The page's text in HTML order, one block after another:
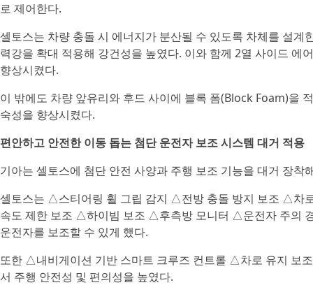
로 제어한다.
셀토스는 차량 충돌 시 에너지가 분산될 수 있도록 차체를 설
력강을 확대 적용해 강건성을 높였다. 이와 함께 2열 사이드
향상시켰다.
이 밖에도 차량 앞유리와 후드 사이에 블록 폼(Block Foam)을
숙성을 향상시켰다.
편안하고 안전한 이동 돕는 첨단 운전자 보조 시스템 대거 적용
기아는 셀토스에 첨단 안전 사양과 주행 보조 기능을 대거 장착
셀토스는 △스티어링 휠 그립 감지 △전방 충돌 방지 보조 △
속도 제한 보조 △하이빔 보조 △후측방 모니터 △운전자 주의
운전자를 보조할 수 있게 했다.
또한 △내비게이션 기반 스마트 크루즈 컨트롤 △차로 유지 보
서 주행 안전성 및 편의성을 높였다.